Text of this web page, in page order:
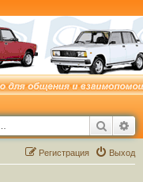
Поиск
Выход
Регистрация